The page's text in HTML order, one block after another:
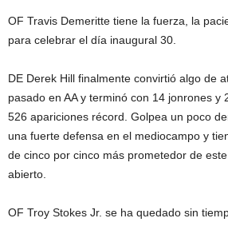
OF Travis Demeritte tiene la fuerza, la
para celebrar el día inaugural 30.
DE Derek Hill finalmente convirtió algo de
pasado en AA y terminó con 14 jonrones y
526 apariciones récord. Golpea un poco
una fuerte defensa en el mediocampo y
de cinco por cinco más prometedor de
abierto.
OF Troy Stokes Jr. se ha quedado sin